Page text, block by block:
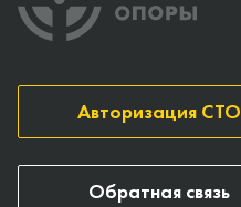
Авторизация СТО
Обратная связь